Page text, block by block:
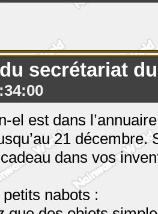
secrétariat
el est dans
21
dans vos
nabots :